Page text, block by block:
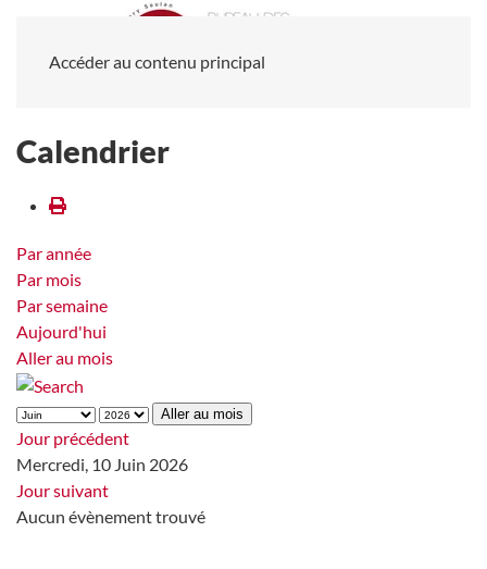
Accéder au contenu principal
Calendrier
Par année
Par mois
Par semaine
Aujourd'hui
Aller au mois
Aller au mois
Jour précédent
Mercredi, 10 Juin 2026
Jour suivant
Aucun évènement trouvé